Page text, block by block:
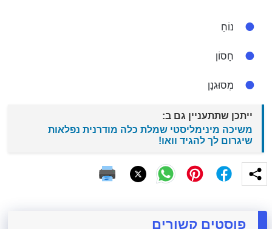
נוֹחַ
חָסוֹן
מְסוּגנָן
ייתכן שתתעניין גם ב:
משיכה מינימליסטי שמלת כלה מודרנית נפלאות
שיגרום לך להגיד וואו!
פוסטים קשורים